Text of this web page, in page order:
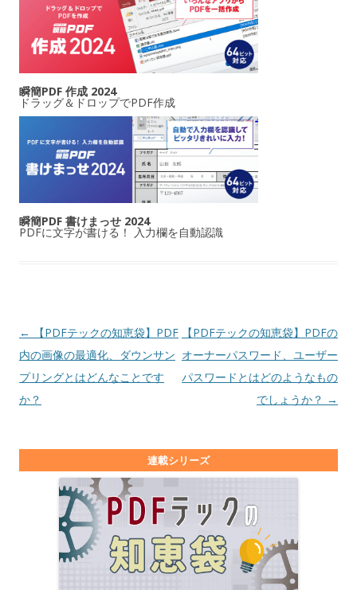
瞬簡PDF 作成 2024
ドラッグ＆ドロップでPDF作成
瞬簡PDF 書けまっせ 2024
PDFに文字が書ける！ 入力欄を自動認識
投稿ナビゲーション
←
【PDFテックの知恵袋】PDF
内の画像の最適化、ダウンサン
プリングとはどんなことです
か？
【PDFテックの知恵袋】PDFの
オーナーパスワード、ユーザー
パスワードとはどのようなもの
でしょうか？ →
連載シリーズ